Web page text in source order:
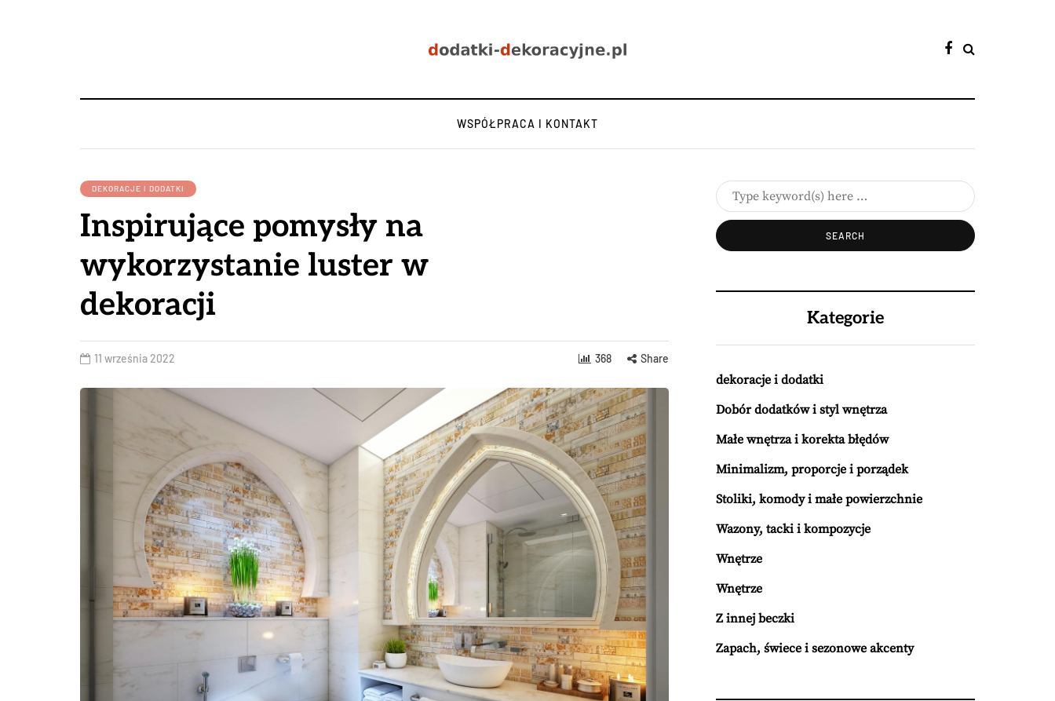
WSPÓŁPRACA I KONTAKT
DEKORACJE I DODATKI
Inspirujące pomysły na
wykorzystanie luster w
dekoracji
11 września 2022 368 Share
Kategorie
dekoracje i dodatki
Dobór dodatków i styl wnętrza
Małe wnętrza i korekta błędów
Minimalizm, proporcje i porządek
Stoliki, komody i małe powierzchnie
Wazony, tacki i kompozycje
Wnętrze
Wnętrze
Z innej beczki
Zapach, świece i sezonowe akcenty